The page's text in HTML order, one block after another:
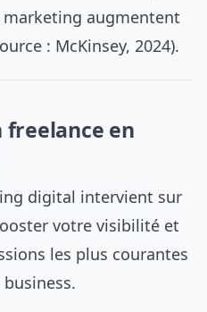
augmentent
: McKinsey, 2024).
freelance en
digital intervient sur
votre visibilité et
les plus courantes